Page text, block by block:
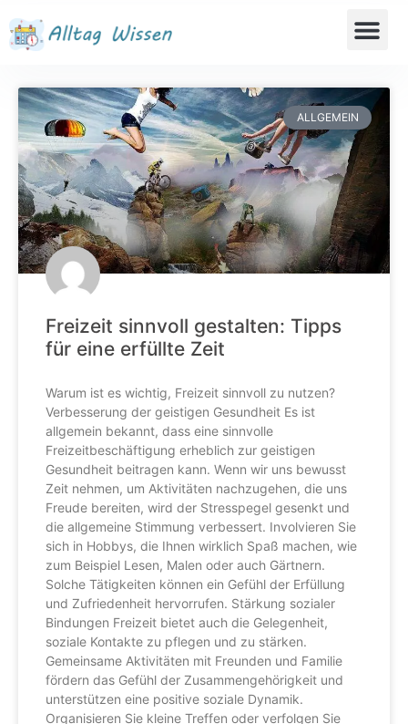
ALLGEMEIN
Freizeit sinnvoll gestalten: Tipps
für eine erfüllte Zeit
Warum ist es wichtig, Freizeit sinnvoll zu nutzen?
Verbesserung der geistigen Gesundheit Es ist
allgemein bekannt, dass eine sinnvolle
Freizeitbeschäftigung erheblich zur geistigen
Gesundheit beitragen kann. Wenn wir uns bewusst
Zeit nehmen, um Aktivitäten nachzugehen, die uns
Freude bereiten, wird der Stresspegel gesenkt und
die allgemeine Stimmung verbessert. Involvieren Sie
sich in Hobbys, die Ihnen wirklich Spaß machen, wie
zum Beispiel Lesen, Malen oder auch Gärtnern.
Solche Tätigkeiten können ein Gefühl der Erfüllung
und Zufriedenheit hervorrufen. Stärkung sozialer
Bindungen Freizeit bietet auch die Gelegenheit,
soziale Kontakte zu pflegen und zu stärken.
Gemeinsame Aktivitäten mit Freunden und Familie
fördern das Gefühl der Zusammengehörigkeit und
unterstützen eine positive soziale Dynamik.
Organisieren Sie kleine Treffen oder verfolgen Sie